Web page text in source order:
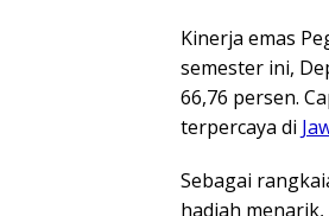
Kinerja emas
semester ini,
66,76 persen.
terpercaya di
Sebagai
hadiah